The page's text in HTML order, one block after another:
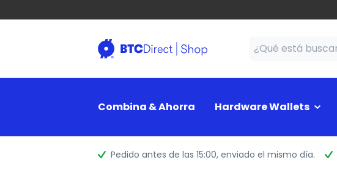
Combina & Ahorra Hardware Wallets
Pedido antes de las 15:00, enviado el mismo día.